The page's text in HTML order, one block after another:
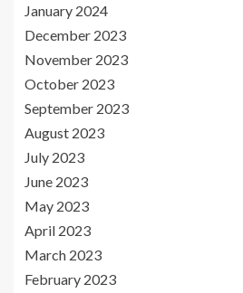
January 2024
December 2023
November 2023
October 2023
September 2023
August 2023
July 2023
June 2023
May 2023
April 2023
March 2023
February 2023